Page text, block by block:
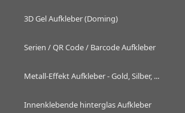
3D Gel Aufkleber (Doming)
Serien / QR Code / Barcode Aufkleber
Metall-Effekt Aufkleber - Gold, Silber, ...
Innenklebende hinterglas Aufkleber